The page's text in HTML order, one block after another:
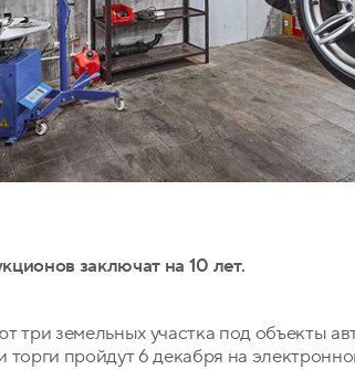
заключат на 10 лет.
три земельных участка под объекты
пройдут 6 декабря на